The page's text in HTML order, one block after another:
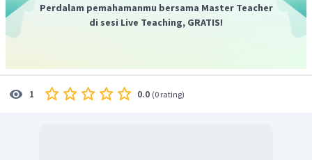
Perdalam pemahamanmu bersama Master Teacher
di sesi Live Teaching, GRATIS!
1 0.0 (0 rating)